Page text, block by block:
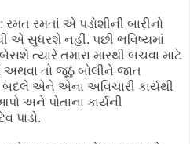
રમતાં એ પડોશીની બારીનો
એ સુધરશે નહીં. પછી ભવિષ્યમાં
ત્યારે તમારા મારથી બચવા માટે
તો જૂઠું બોલીને જાત
એને એના અવિચારી કાર્યથી
અને પોતાના કાર્યની
પાડો.